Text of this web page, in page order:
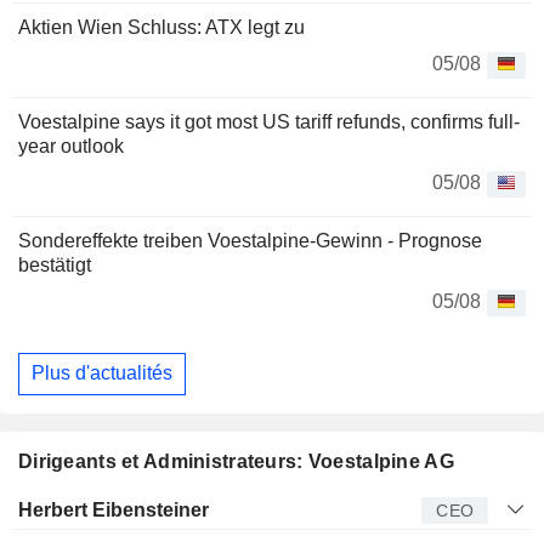
Aktien Wien Schluss: ATX legt zu
05/08
Voestalpine says it got most US tariff refunds, confirms full-
year outlook
05/08
Sondereffekte treiben Voestalpine-Gewinn - Prognose
bestätigt
05/08
Plus d'actualités
Dirigeants et Administrateurs: Voestalpine AG
Dirigeant Titre Age Depuis
Herbert Eibensteiner CEO